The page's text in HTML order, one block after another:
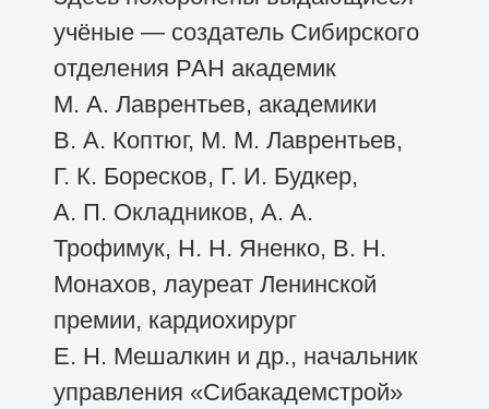
учёные — создатель Сибирского
отделения РАН академик
М. А. Лаврентьев, академики
В. А. Коптюг, М. М. Лаврентьев,
Г. К. Боресков, Г. И. Будкер,
А. П. Окладников, А. А.
Трофимук, Н. Н. Яненко, В. Н.
Монахов, лауреат Ленинской
премии, кардиохирург
Е. Н. Мешалкин и др., начальник
управления «Сибакадемстрой»